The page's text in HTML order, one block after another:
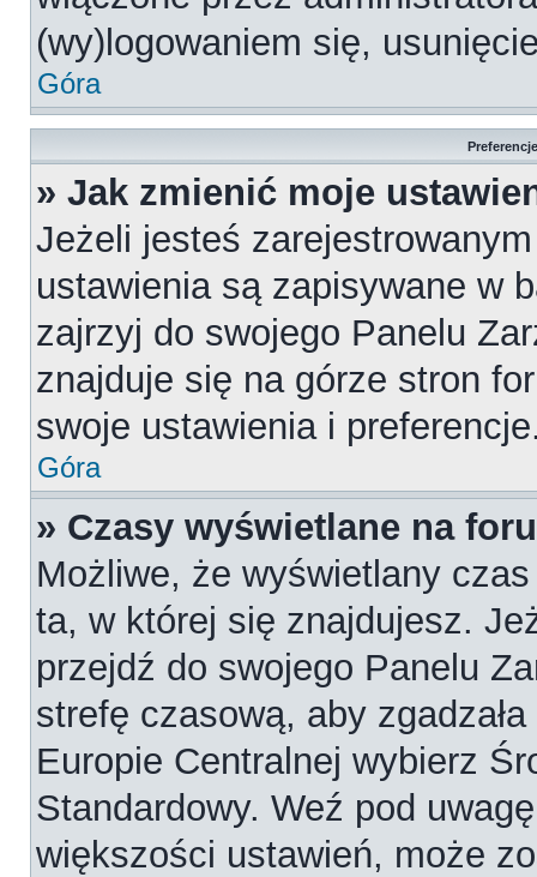
(wy)logowaniem się,
Góra
» Jak zmienić moje
Jeżeli jesteś
ustawienia są zapisywane w
zajrzyj do swojego Panelu
znajduje się na górze stron
swoje ustawienia i
Góra
» Czasy wyświetlane na
Możliwe, że wyświetlany
ta, w której się znajdujesz.
przejdź do swojego Panelu
strefę czasową, aby
Europie Centralnej wybierz
Standardowy. Weź pod
większości ustawień, może